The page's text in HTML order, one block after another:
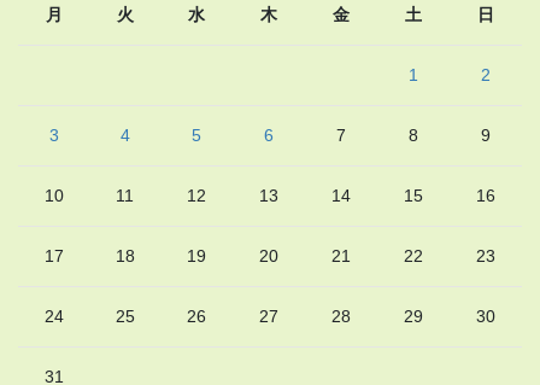
月 火 水 木 金 土 日
1 2
3 4 5 6 7 8 9
10 11 12 13 14 15 16
17 18 19 20 21 22 23
24 25 26 27 28 29 30
31